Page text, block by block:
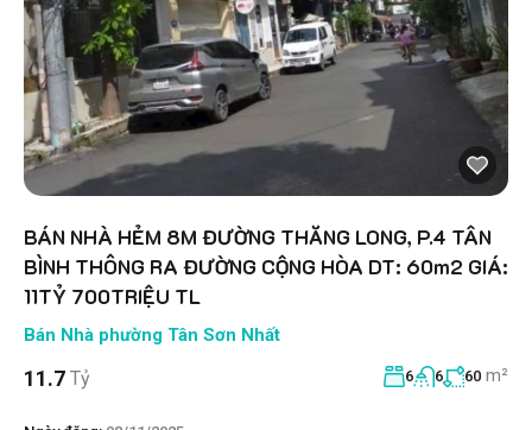
BÁN NHÀ HẺM 8M ĐƯỜNG THĂNG LONG, P.4 TÂN
BÌNH THÔNG RA ĐƯỜNG CỘNG HÒA DT: 60m2 GIÁ:
11TỶ 700TRIỆU TL
Bán Nhà phường Tân Sơn Nhất
11.7 Tỷ 6 6 60 m²